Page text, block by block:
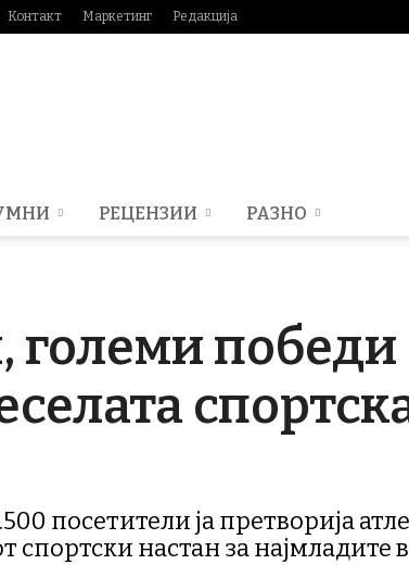
Контакт Маркетинг Редакција
РЕЦЕНЗИИ РАЗНО
победи
посетители ја претворија
спортски настан за најмладите